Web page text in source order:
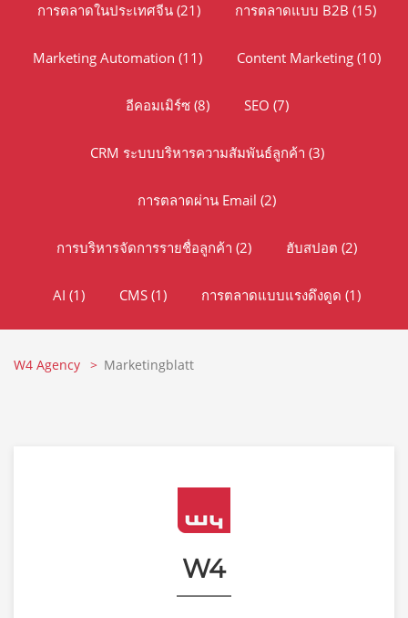
การตลาดในประเทศจีน (21) การตลาดแบบ B2B (15)
Marketing Automation (11) Content Marketing (10)
อีคอมเมิร์ซ (8) SEO (7)
CRM ระบบบริหารความสัมพันธ์ลูกค้า (3)
การตลาดผ่าน Email (2)
การบริหารจัดการรายชื่อลูกค้า (2) ฮับสปอต (2)
AI (1) CMS (1) การตลาดแบบแรงดึงดูด (1)
W4 Agency Marketingblatt
W4